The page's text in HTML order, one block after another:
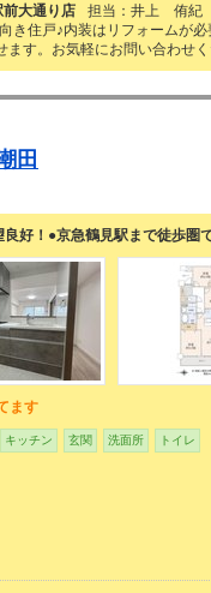
大通り店
担当：井上 侑紀
き住戸♪内装はリフォームが
ます。お気軽にお問い合わせ
田
好！●京急鶴見駅まで徒歩圏
ます
キッチン 玄関 洗面所 トイレ